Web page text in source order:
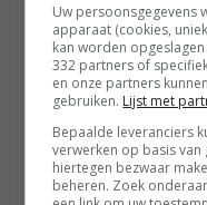
0
ANTWOORDEN
RECEIVERS
DOOR JVI
1
ANTWOORDEN
CREATE
DOOR
Uw persoonsgegevens
apparaat (cookies,
kan worden
332 partners of
en onze partners
gebruiken. Lijst met
Bepaalde leveranciers
verwerken op basis
hiertegen bezwaar
beheren. Zoek